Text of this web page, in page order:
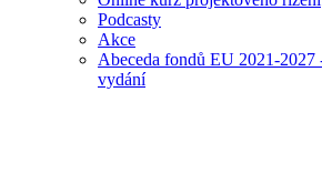
Podcasty
Akce
Abeceda fondů EU 2021-2027
vydání